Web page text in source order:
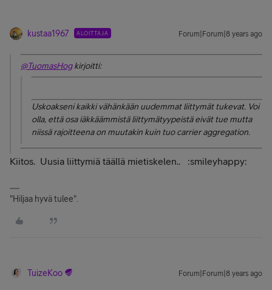
kustaa1967 ALOITTAJA Forum|Forum|8 years ago
@TuomasHogkirjoitti:
Uskoakseni kaikki vähänkään uudemmat liittymät tukevat. Voi
olla, että osa iäkkäämmistä liittymätyypeistä eivät tue mutta
niissä rajoitteena on muutakin kuin tuo carrier aggregation.
Kiitos. Uusia liittymiä täällä mietiskelen.. :smileyhappy:
"Hiljaa hyvä tulee".
TuizeKoo Forum|Forum|8 years ago